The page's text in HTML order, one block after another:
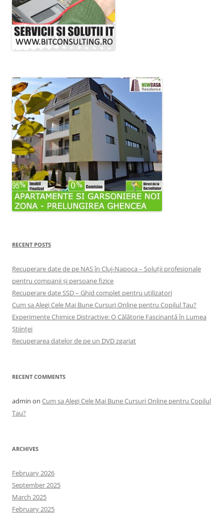
RECENT POSTS
Recuperare date de pe NAS în Cluj-Napoca – Soluții profesionale
pentru companii și persoane fizice
Recuperare date SSD – Ghid complet pentru utilizatori
Cum sa Alegi Cele Mai Bune Cursuri Online pentru Copilul Tau?
Experimente Chimice Distractive: O Călătorie Fascinantă în Lumea
Științei
Recuperarea datelor de pe un DVD zgariat
RECENT COMMENTS
admin on Cum sa Alegi Cele Mai Bune Cursuri Online pentru Copilul
Tau?
ARCHIVES
February 2026
September 2025
March 2025
February 2025